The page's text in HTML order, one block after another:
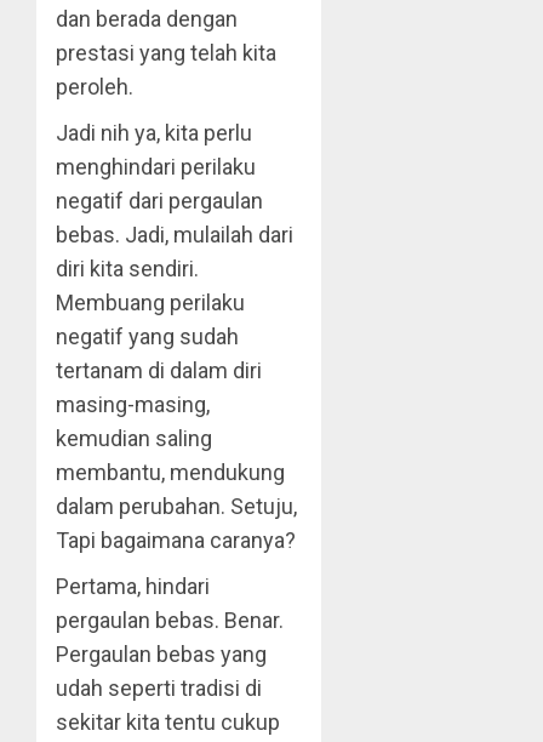
dan berada dengan
prestasi yang telah kita
peroleh.
Jadi nih ya, kita perlu
menghindari perilaku
negatif dari pergaulan
bebas. Jadi, mulailah dari
diri kita sendiri.
Membuang perilaku
negatif yang sudah
tertanam di dalam diri
masing-masing,
kemudian saling
membantu, mendukung
dalam perubahan. Setuju,
Tapi bagaimana caranya?
Pertama, hindari
pergaulan bebas. Benar.
Pergaulan bebas yang
udah seperti tradisi di
sekitar kita tentu cukup